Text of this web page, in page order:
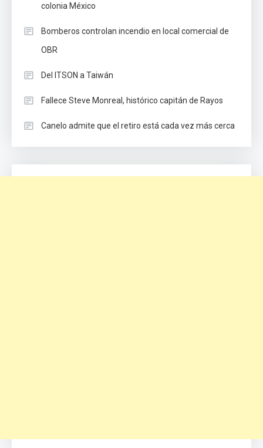
colonia México
Bomberos controlan incendio en local comercial de
OBR
Del ITSON a Taiwán
Fallece Steve Monreal, histórico capitán de Rayos
Canelo admite que el retiro está cada vez más cerca